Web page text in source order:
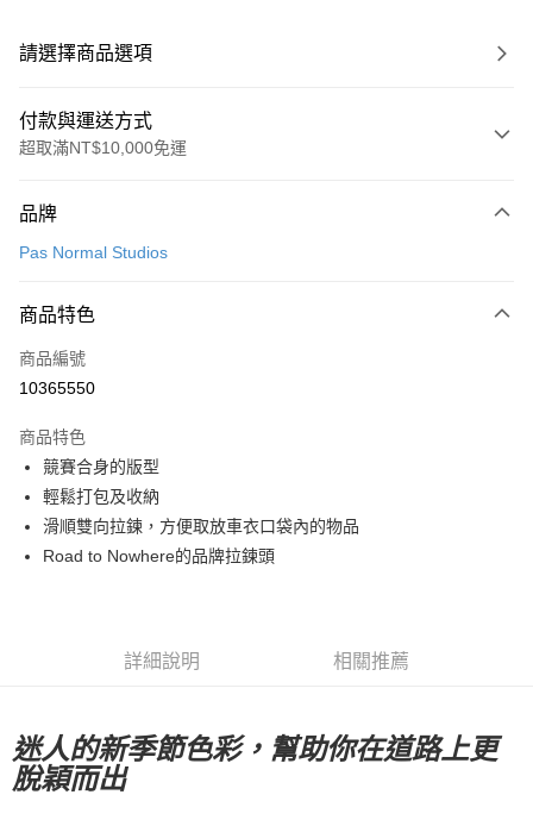
請選擇商品選項
付款與運送方式
超取滿NT$10,000免運
信用卡一次付款
LINE Pay
Apple Pay
運送方式
全家店到店
每筆NT$80，滿NT$10,000(含以上)免運費
付款後7-11取貨
每筆NT$80，滿NT$10,000(含以上)免運費
品牌
Pas Normal Studios
商品特色
商品編號
10365550
商品特色
競賽合身的版型
輕鬆打包及收納
滑順雙向拉鍊，方便取放車衣口袋內的物品
Road to Nowhere的品牌拉鍊頭
詳細說明 相關推薦
迷人的新季節色彩，幫助你在道路上更
脫穎而出